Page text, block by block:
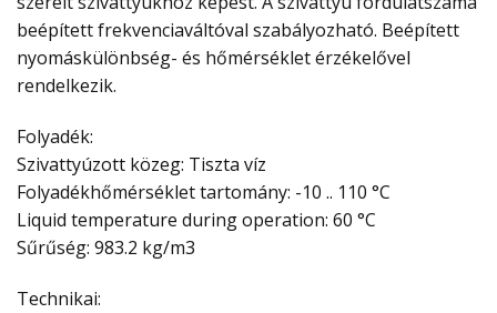
beépített frekvenciaváltóval szabályozható. Beépített
nyomáskülönbség- és hőmérséklet érzékelővel
rendelkezik.
Folyadék:
Szivattyúzott közeg: Tiszta víz
Folyadékhőmérséklet tartomány: -10 .. 110 °C
Liquid temperature during operation: 60 °C
Sűrűség: 983.2 kg/m3
Technikai: